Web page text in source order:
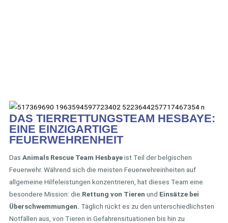
DAS TIERRETTUNGSTEAM HESBAYE:
EINE EINZIGARTIGE
FEUERWEHRENHEIT
Das Animals Rescue Team Hesbayeist Teil der belgischen
Feuerwehr. Während sich die meisten Feuerwehreinheiten auf
allgemeine Hilfeleistungen konzentrieren, hat dieses Team eine
besondere Mission: die Rettung von Tieren und Einsätze bei
Überschwemmungen. Täglich rückt es zu den unterschiedlichsten
Notfällen aus, von Tieren in Gefahrensituationen bis hin zu